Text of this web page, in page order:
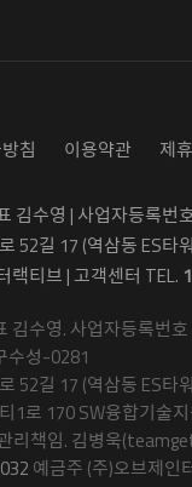
침 이용약관 제
김수영 | 사업자등록
52길 17 (역삼동 ES
랙티브 | 고객센터 TEL.
김수영. 사업자등록번
수성-0281
52길 17 (역삼동 ES타
1로 170 SW융합기술
리책임. 김병욱
예금주 (주)오브제인